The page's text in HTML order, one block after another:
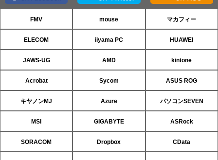
FMV mouse マカフィー
ELECOM iiyama PC HUAWEI
JAWS-UG AMD kintone
Acrobat Sycom ASUS ROG
キヤノンMJ Azure パソコンSEVEN
MSI GIGABYTE ASRock
SORACOM Dropbox CData